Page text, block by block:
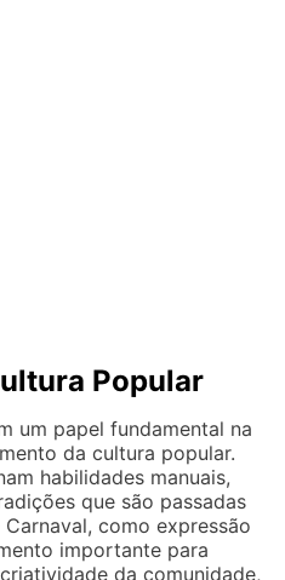
Popular
um papel fundamental na
da cultura popular.
habilidades manuais,
que são passadas
como expressão
importante para
da comunidade,